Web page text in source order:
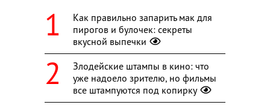
Как правильно запарить мак для
пирогов и булочек: секреты
вкусной выпечки
Злодейские штампы в кино: что
уже надоело зрителю, но фильмы
все штампуются под копирку